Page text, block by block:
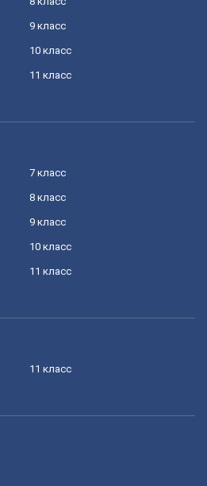
9 класс
10 класс
11 класс
7 класс
8 класс
9 класс
10 класс
11 класс
11 класс